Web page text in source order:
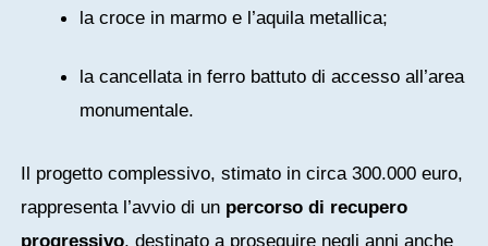
la croce in marmo e l’aquila metallica;
la cancellata in ferro battuto di accesso all’area
monumentale.
Il progetto complessivo, stimato in circa 300.000 euro,
rappresenta l’avvio di un percorso di recupero
progressivo, destinato a proseguire negli anni anche